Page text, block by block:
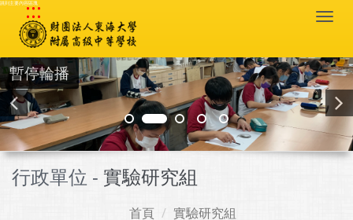
跳到主要內容區塊
:::
暫停輪播
行政單位 - 實驗研究組
首頁 實驗研究組